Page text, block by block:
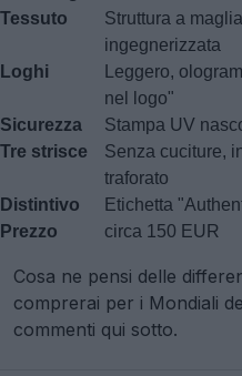
Tessuto
Struttura a
ingegnerizzata
Loghi
Leggero,
nel logo"
Sicurezza Stampa UV
Tre strisce
Senza cuciture,
traforato
Distintivo
Etichetta
Prezzo
circa 150 EUR
Cosa ne pensi delle
comprerai per i Mondiali
commenti qui sotto.